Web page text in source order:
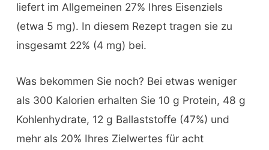
liefert im Allgemeinen 27% Ihres Eisenziels
(etwa 5 mg). In diesem Rezept tragen sie zu
insgesamt 22% (4 mg) bei.
Was bekommen Sie noch? Bei etwas weniger
als 300 Kalorien erhalten Sie 10 g Protein, 48 g
Kohlenhydrate, 12 g Ballaststoffe (47%) und
mehr als 20% Ihres Zielwertes für acht